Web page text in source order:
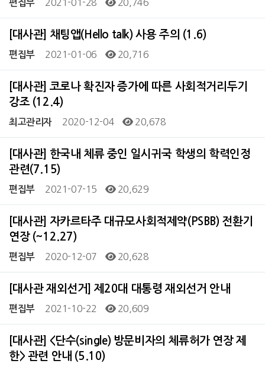
편집부 2021-01-28 20,746
[대사관] 채팅앱(Hello talk) 사용 주의 (1.6)
편집부 2021-01-06 20,716
[대사관] 코로나 확진자 증가에 따른 사회적거리두기
강조 (12.4)
최고관리자 2020-12-04 20,678
[대사관] 한국내 체류 중인 일시귀국 학생의 학력인정
관련(7.15)
편집부 2021-07-15 20,629
[대사관] 자카르타주 대규모사회적제약(PSBB) 전환기
연장 (~12.27)
편집부 2020-12-07 20,628
[대사관 재외선거] 제20대 대통령 재외선거 안내
편집부 2021-10-22 20,609
[대사관] <단수(single) 방문비자의 체류허가 연장 제
한> 관련 안내 (5.10)